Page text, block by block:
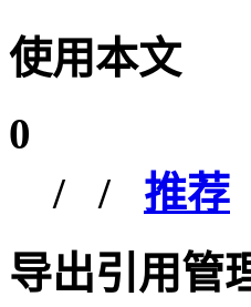
使用本文
0
/ / 推荐
导出引用管